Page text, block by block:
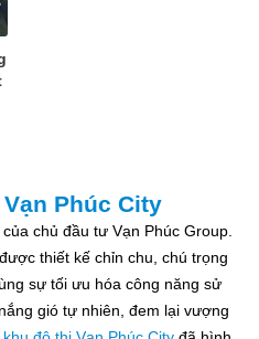
Phúc City
chủ đầu tư Vạn Phúc Group.
thiết kế chỉn chu, chú trọng
sự tối ưu hóa công năng sử
gió tự nhiên, đem lại vượng